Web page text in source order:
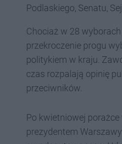
Podlaskiego, Senatu,
Chociaż w 28
przekroczenie progu
politykiem w kraju.
czas rozpalają opinię
przeciwników.
Po kwietniowej
prezydentem